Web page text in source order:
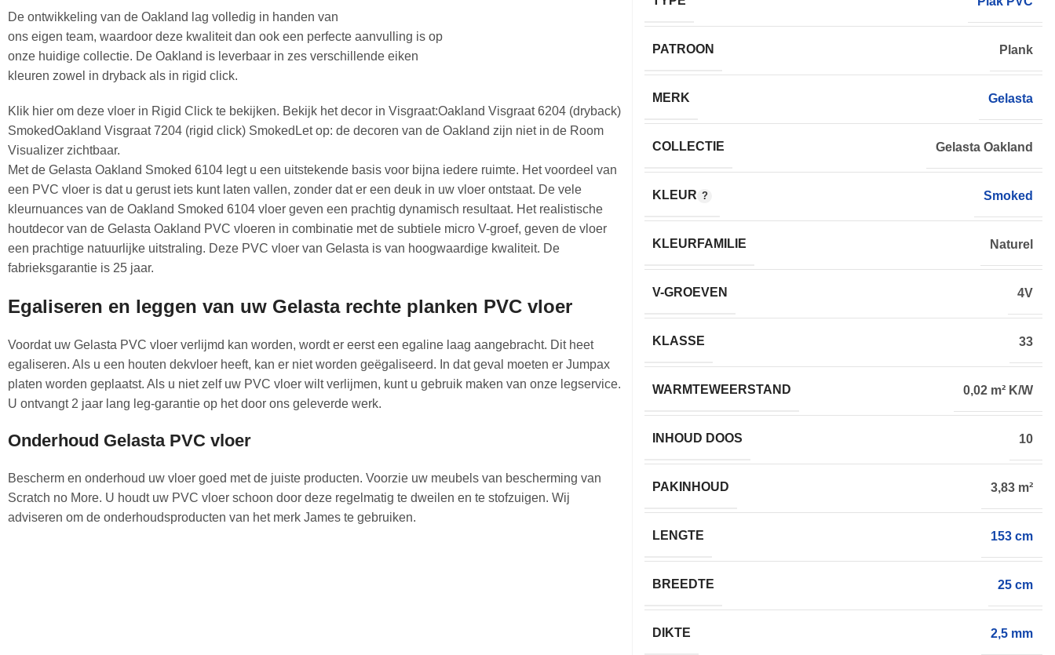
De ontwikkeling van de Oakland lag volledig in handen van
ons eigen team, waardoor deze kwaliteit dan ook een perfecte aanvulling is op
onze huidige collectie. De Oakland is leverbaar in zes verschillende eiken
kleuren zowel in dryback als in rigid click.
Klik hier om deze vloer in Rigid Click te bekijken. Bekijk het decor in Visgraat:Oakland Visgraat 6204 (dryback)
SmokedOakland Visgraat 7204 (rigid click) SmokedLet op: de decoren van de Oakland zijn niet in de Room
Visualizer zichtbaar.
Met de Gelasta Oakland Smoked 6104 legt u een uitstekende basis voor bijna iedere ruimte. Het voordeel van
een PVC vloer is dat u gerust iets kunt laten vallen, zonder dat er een deuk in uw vloer ontstaat. De vele
kleurnuances van de Oakland Smoked 6104 vloer geven een prachtig dynamisch resultaat. Het realistische
houtdecor van de Gelasta Oakland PVC vloeren in combinatie met de subtiele micro V-groef, geven de vloer
een prachtige natuurlijke uitstraling. Deze PVC vloer van Gelasta is van hoogwaardige kwaliteit. De
fabrieksgarantie is 25 jaar.
Egaliseren en leggen van uw Gelasta rechte planken PVC vloer
Voordat uw Gelasta PVC vloer verlijmd kan worden, wordt er eerst een egaline laag aangebracht. Dit heet
egaliseren. Als u een houten dekvloer heeft, kan er niet worden geëgaliseerd. In dat geval moeten er Jumpax
platen worden geplaatst. Als u niet zelf uw PVC vloer wilt verlijmen, kunt u gebruik maken van onze legservice.
U ontvangt 2 jaar lang leg-garantie op het door ons geleverde werk.
Onderhoud Gelasta PVC vloer
Bescherm en onderhoud uw vloer goed met de juiste producten. Voorzie uw meubels van bescherming van
Scratch no More. U houdt uw PVC vloer schoon door deze regelmatig te dweilen en te stofzuigen. Wij
adviseren om de onderhoudsproducten van het merk James te gebruiken.
PATROON Plank
MERK Gelasta
COLLECTIE Gelasta Oakland
KLEUR Smoked
KLEURFAMILIE Naturel
V-GROEVEN 4V
KLASSE 33
WARMTEWEERSTAND 0,02 m² K/W
INHOUD DOOS 10
PAKINHOUD 3,83 m²
LENGTE 153 cm
BREEDTE 25 cm
DIKTE 2,5 mm